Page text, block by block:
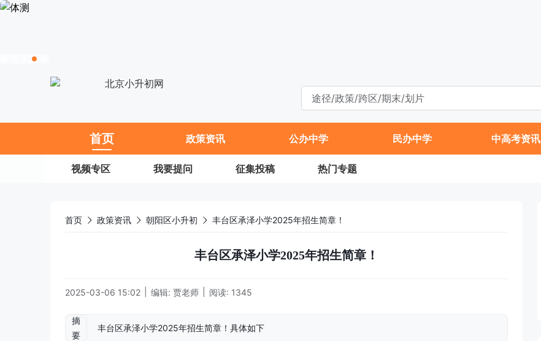
首页 政策资讯 公办中学 民办中学 中高考资讯
视频专区 我要提问 征集投稿 热门专题
首页 政策资讯 朝阳区小升初 丰台区承泽小学2025年招生简章！
丰台区承泽小学2025年招生简章！
2025-03-06 15:02 编辑: 贾老师 阅读: 1345
摘
要
丰台区承泽小学2025年招生简章！具体如下